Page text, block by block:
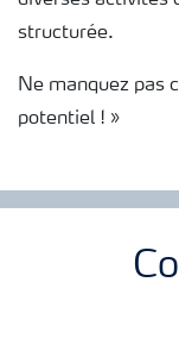
structurée.
Ne manquez pas
potentiel ! »